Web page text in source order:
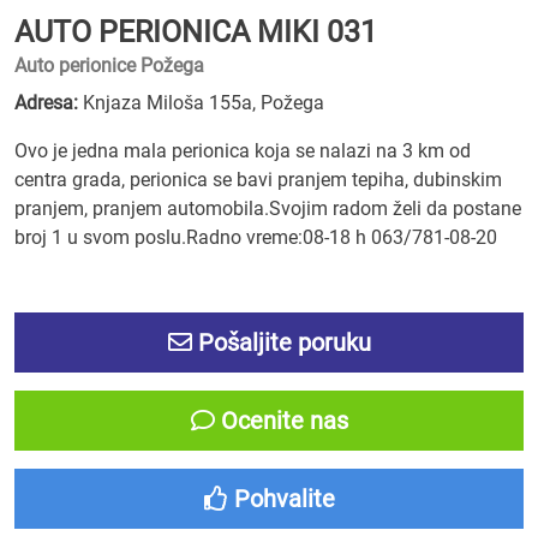
AUTO PERIONICA MIKI 031
Auto perionice Požega
Adresa: Knjaza Miloša 155a, Požega
Ovo je jedna mala perionica koja se nalazi na 3 km od
centra grada, perionica se bavi pranjem tepiha, dubinskim
pranjem, pranjem automobila.Svojim radom želi da postane
broj 1 u svom poslu.Radno vreme:08-18 h 063/781-08-20
Pošaljite poruku
Ocenite nas
Pohvalite